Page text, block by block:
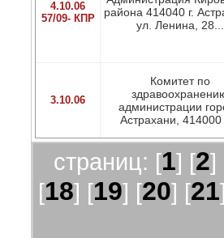
4.10.06
57/09- КПР
района 414040 г.
ул. Ленина, 28...
3.10.06
Комитет по
администрации
Астрахани, 414000
страниц: [1] [2]
[18] [19] [20] [21